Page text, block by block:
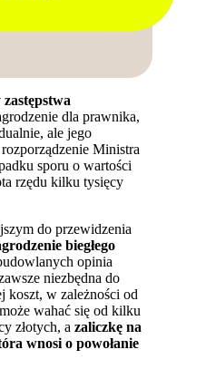
zastępstwa
dla prawnika,
ale jego
Ministra
sporu o wartości
rzędu kilku tysięcy
do przewidzenia
biegłego
opinia
niezbędna do
koszt, w zależności od
wahać się od kilku
złotych, azaliczkę na
wnosi o powołanie